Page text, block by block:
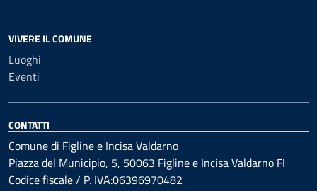
VIVERE IL COMUNE
Luoghi
Eventi
CONTATTI
Comune di Figline e Incisa Valdarno
Piazza del Municipio, 5, 50063 Figline e Incisa Valdarno FI
Codice fiscale / P. IVA:06396970482